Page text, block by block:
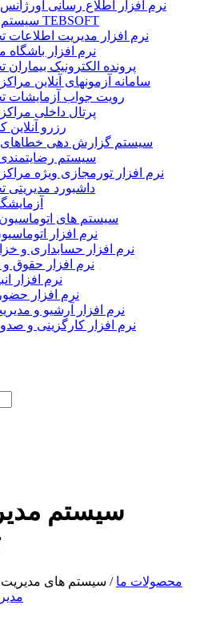
نرم افزار اطلاع رسانی
سیستم های تحت وب TEBSOFT
نرم افزار مدیریت
نرم افزار باشگاه
پرونده الکترونیک
سامانه آزمونهای آنلاین
رویت جواب آزمایشات
پرتال داخلی
رزرو آنلاین
سیستم گزارش دهی خطاهای
سیستم
نرم افزار تورمجازی ویژه
داشبورد
سیستم های
نرم افزار
نرم افزار حسابداری و
نرم افزار حقوق
نرم افزار
نرم افزار
نرم افزار آرشیو و
نرم افزار کارگزینی و
سیستم
محصولات ما / سیستم های مدیریت